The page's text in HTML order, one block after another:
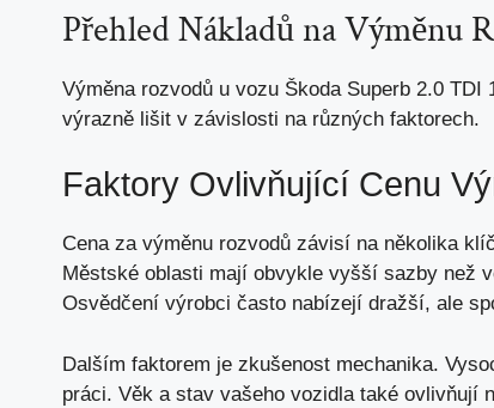
Přehled Nákladů na Výměnu
Výměna rozvodů u vozu Škoda Superb 2.0
výrazně lišit v závislosti na různých faktorech.
Faktory Ovlivňující Cenu
Cena za výměnu rozvodů závisí na několika
Městské oblasti mají obvykle vyšší sazby než
Osvědčení výrobci často nabízejí dražší, ale
Dalším faktorem je zkušenost mechanika.
práci. Věk a stav vašeho vozidla také ovlivňují